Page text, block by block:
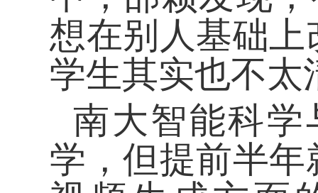
想在别人基础上
学生其实也不太
南大智能科学
学，但提前半